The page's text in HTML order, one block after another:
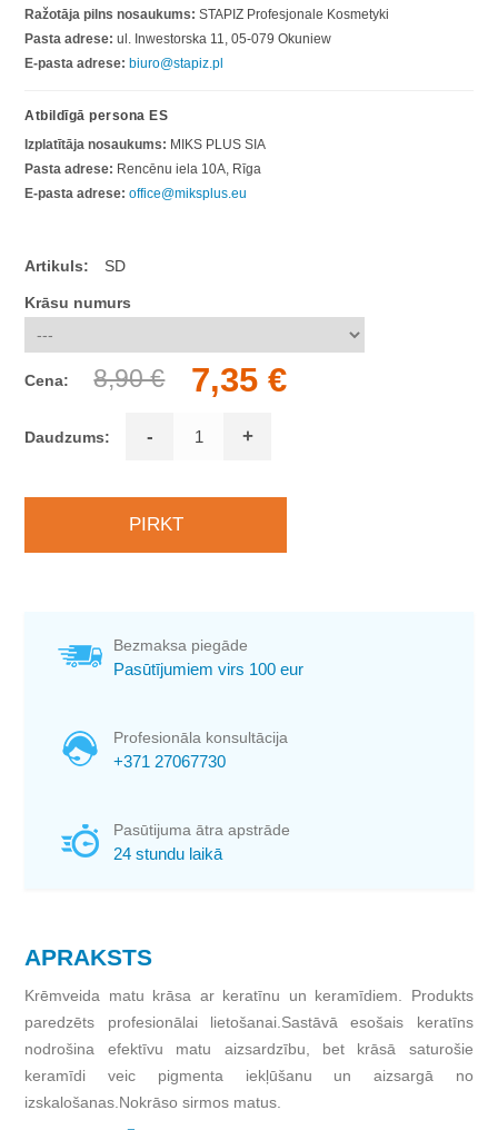
Ražotāja pilns nosaukums: STAPIZ Profesjonale Kosmetyki
Pasta adrese: ul. Inwestorska 11, 05-079 Okuniew
E-pasta adrese: biuro@stapiz.pl
Atbildīgā persona ES
Izplatītāja nosaukums: MIKS PLUS SIA
Pasta adrese: Rencēnu iela 10A, Rīga
E-pasta adrese: office@miksplus.eu
Artikuls: SD
Krāsu numurs
Cena: 8,90 € 7,35 €
Daudzums: - +
Bezmaksa piegāde
Pasūtījumiem virs 100 eur
Profesionāla konsultācija
+371 27067730
Pasūtijuma ātra apstrāde
24 stundu laikā
APRAKSTS
Krēmveida matu krāsa ar keratīnu un keramīdiem. Produkts
paredzēts profesionālai lietošanai.Sastāvā esošais keratīns
nodrošina efektīvu matu aizsardzību, bet krāsā saturošie
keramīdi veic pigmenta iekļūšanu un aizsargā no
izskalošanas.Nokrāso sirmos matus.